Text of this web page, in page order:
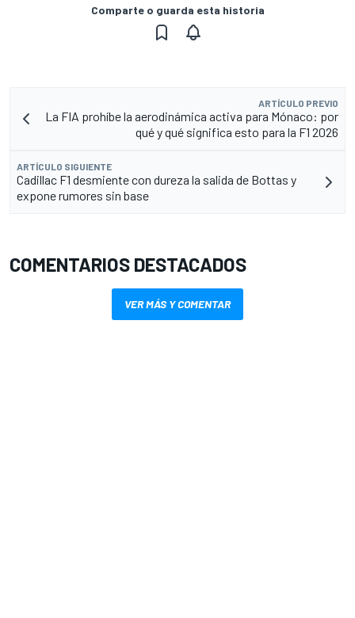
Comparte o guarda esta historia
ARTÍCULO PREVIO
La FIA prohíbe la aerodinámica activa para Mónaco: por
qué y qué significa esto para la F1 2026
ARTÍCULO SIGUIENTE
Cadillac F1 desmiente con dureza la salida de Bottas y
expone rumores sin base
COMENTARIOS DESTACADOS
VER MÁS Y COMENTAR